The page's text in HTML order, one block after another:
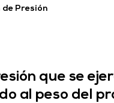
de Presión
que se
al peso del